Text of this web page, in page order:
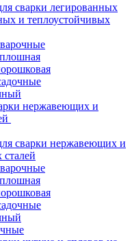
сварки легированных
и теплоустойчивых
нержавеющих и
сварки нержавеющих и
сталей